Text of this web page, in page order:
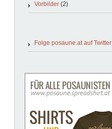
Vorbilder (2)
Folge posaune.at auf Twitter